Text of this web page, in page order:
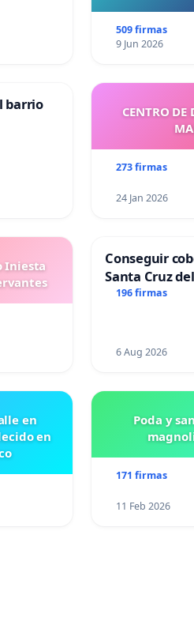
509 firmas
9 Jun 2026
barrio
CENTRO DE
273 firmas
24 Jan 2026
Iniesta
Conseguir
Santa Cruz
196 firmas
6 Aug 2026
en
en
Poda y
171 firmas
11 Feb 2026